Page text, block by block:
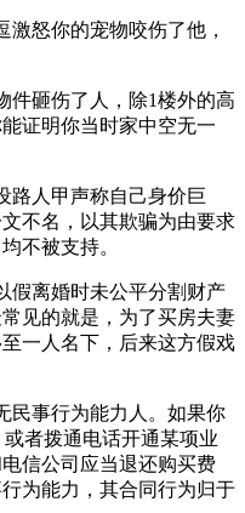
激怒你的宠物咬伤了他，
件砸伤了人，除1楼外的高
证明你当时家中空无一
路人甲声称自己身价巨
不名，以其欺骗为由要求
不被支持。
假离婚时未公平分割财产
见的就是，为了买房夫妻
一人名下，后来这方假戏
民事行为能力人。如果你
者拨通电话开通某项业
信公司应当退还购买费
为能力，其合同行为归于